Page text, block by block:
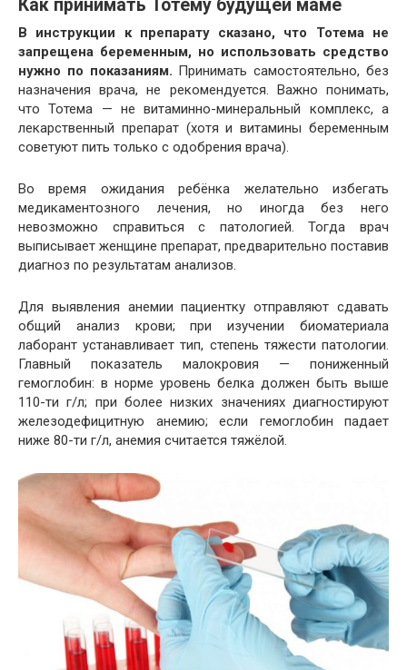
Как принимать Тотему будущей маме
В инструкции к препарату сказано, что Тотема не
запрещена беременным, но использовать средство
нужно по показаниям. Принимать самостоятельно, без
назначения врача, не рекомендуется. Важно понимать,
что Тотема — не витаминно-минеральный комплекс, а
лекарственный препарат (хотя и витамины беременным
советуют пить только с одобрения врача).
Во время ожидания ребёнка желательно избегать
медикаментозного лечения, но иногда без него
невозможно справиться с патологией. Тогда врач
выписывает женщине препарат, предварительно поставив
диагноз по результатам анализов.
Для выявления анемии пациентку отправляют сдавать
общий анализ крови; при изучении биоматериала
лаборант устанавливает тип, степень тяжести патологии.
Главный показатель малокровия — пониженный
гемоглобин: в норме уровень белка должен быть выше
110-ти г/л; при более низких значениях диагностируют
железодефицитную анемию; если гемоглобин падает
ниже 80-ти г/л, анемия считается тяжёлой.